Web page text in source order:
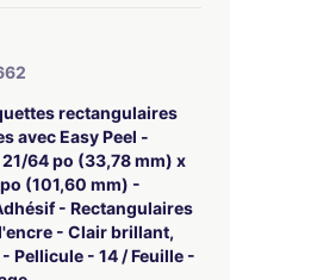
rectangulaires
avec Easy Peel -
64 po (33,78 mm) x
(101,60 mm) -
- Rectangulaires
- Clair brillant,
Pellicule - 14 / Feuille -